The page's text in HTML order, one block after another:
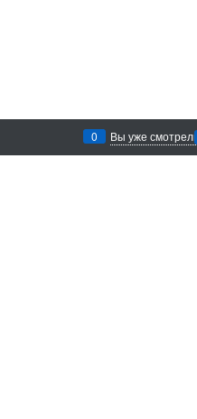
0 Вы уже смотрели